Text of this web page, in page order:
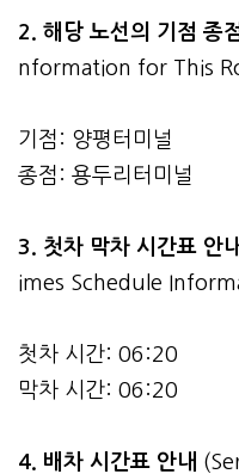
2. 해당 노선의 기점 종
nformation for This
기점: 양평터미널
종점: 용두리터미널
3. 첫차 막차 시간표 안내
imes Schedule
첫차 시간: 06:20
막차 시간: 06:20
4. 배차 시간표 안내